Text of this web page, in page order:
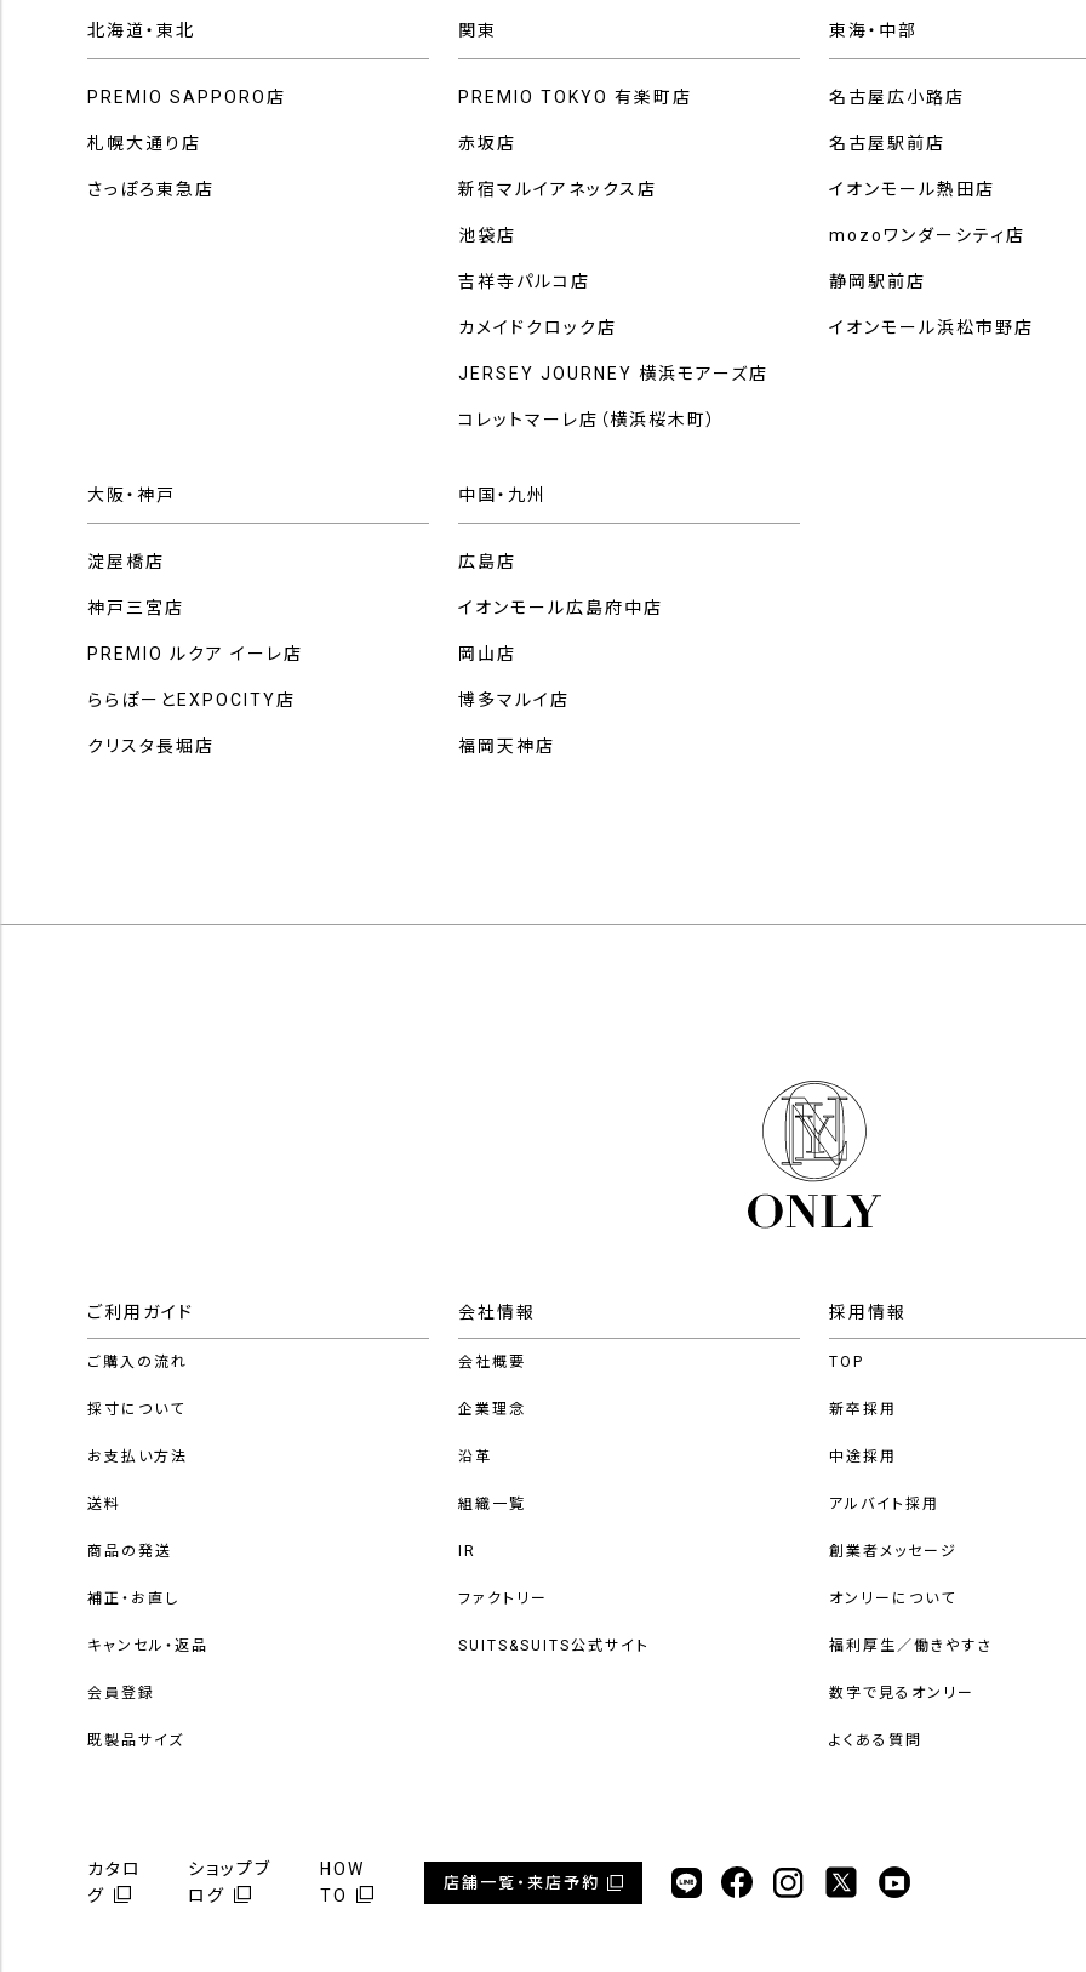
北海道・東北
PREMIO SAPPORO店
札幌大通り店
さっぽろ東急店
関東
PREMIO TOKYO 有楽町店
赤坂店
新宿マルイアネックス店
池袋店
吉祥寺パルコ店
カメイドクロック店
JERSEY JOURNEY 横浜モアーズ店
コレットマーレ店（横浜桜木町）
東海・中部
名古屋広小路店
名古屋駅前店
イオンモール熱田店
mozoワンダーシティ店
静岡駅前店
イオンモール浜松市野店
大阪・神戸
淀屋橋店
神戸三宮店
PREMIO ルクア イーレ店
ららぽーとEXPOCITY店
クリスタ長堀店
中国・九州
広島店
イオンモール広島府中店
岡山店
博多マルイ店
福岡天神店
ご利用ガイド
ご購入の流れ
採寸について
お支払い方法
送料
商品の発送
補正・お直し
キャンセル・返品
会員登録
既製品サイズ
会社情報
会社概要
企業理念
沿革
組織一覧
IR
ファクトリー
SUITS&SUITS公式サイト
採用情報
TOP
新卒採用
中途採用
アルバイト採用
創業者メッセージ
オンリーについて
福利厚生／働きやすさ
数字で見るオンリー
よくある質問
カタロ
グ
ショップブ
ログ
HOW
TO
店舗一覧・来店予約